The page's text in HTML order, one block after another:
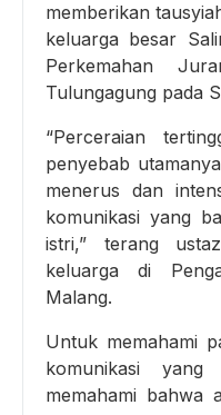
memberikan
keluarga besar
Perkemahan
Tulungagung pada
“Perceraian
penyebab
menerus dan
komunikasi yang
istri,” terang
keluarga di
Malang.
Untuk memahami
komunikasi
memahami bahwa